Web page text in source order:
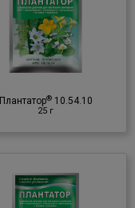
Плантатор®10.54.10
25 г